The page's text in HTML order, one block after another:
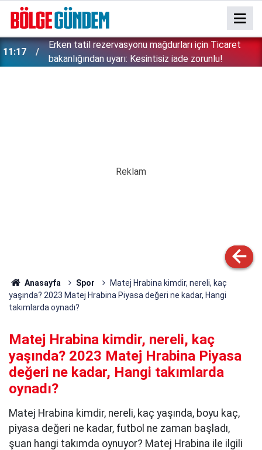
11:17
Erken tatil rezervasyonu mağdurları için Ticaret
bakanlığından uyarı: Kesintisiz iade zorunlu!
Anasayfa Spor
Matej Hrabina kimdir, nereli, kaç
yaşında? 2023 Matej Hrabina Piyasa değeri ne kadar, Hangi
takımlarda oynadı?
Matej Hrabina kimdir, nereli, kaç
yaşında? 2023 Matej Hrabina Piyasa
değeri ne kadar, Hangi takımlarda
oynadı?
Matej Hrabina kimdir, nereli, kaç yaşında, boyu kaç,
piyasa değeri ne kadar, futbol ne zaman başladı,
şuan hangi takımda oynuyor? Matej Hrabina ile ilgili